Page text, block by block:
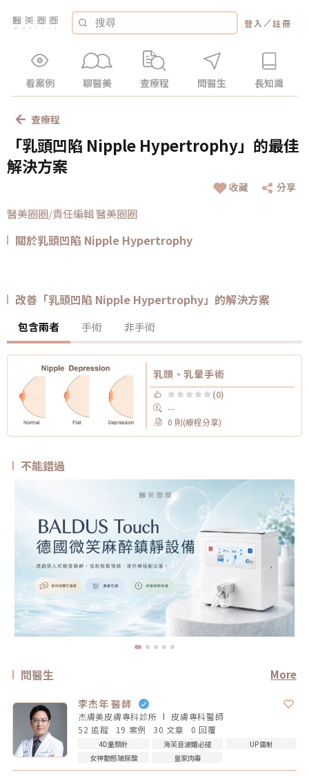
登入 ／註冊
看案例 聊醫美 查療程 問醫生 長知識
查療程
「乳頭凹陷 Nipple Hypertrophy」的最佳
解決方案
收藏 分享
醫美圈圈/責任編輯 醫美圈圈
關於乳頭凹陷 Nipple Hypertrophy
改善「乳頭凹陷 Nipple Hypertrophy」的解決方案
包含兩者 手術 非手術
乳頭、乳暈手術
(0)
--
0 則(療程分享)
不能錯過
問醫生 More
李杰年 醫師
杰膚美皮膚專科診所 皮膚專科醫師
52 追蹤
19 案例 30 文章 0 回覆
4D童顏針 海芙音波媚必提
UP雷射
女神動態玻尿酸
皇家肉毒